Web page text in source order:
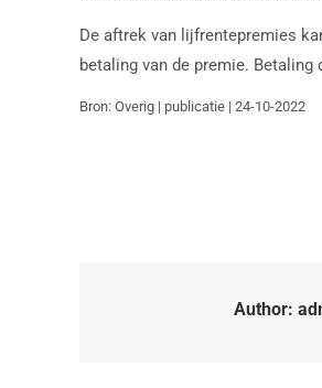
De aftrek van lijfrentepremies
betaling van de premie.
Bron: Overig | publicatie | 24-10-2022
Author: